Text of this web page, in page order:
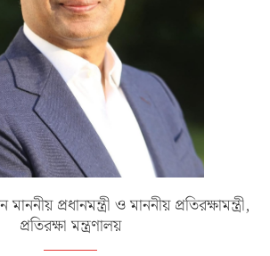
প্রধানমন্ত্রী ও মাননীয় প্রতিরক্ষামন্ত্রী,
প্রতিরক্ষা মন্ত্রণালয়